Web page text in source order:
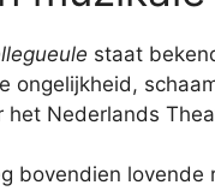
staat
ongelijkheid,
het Nederlands
bovendien lovende